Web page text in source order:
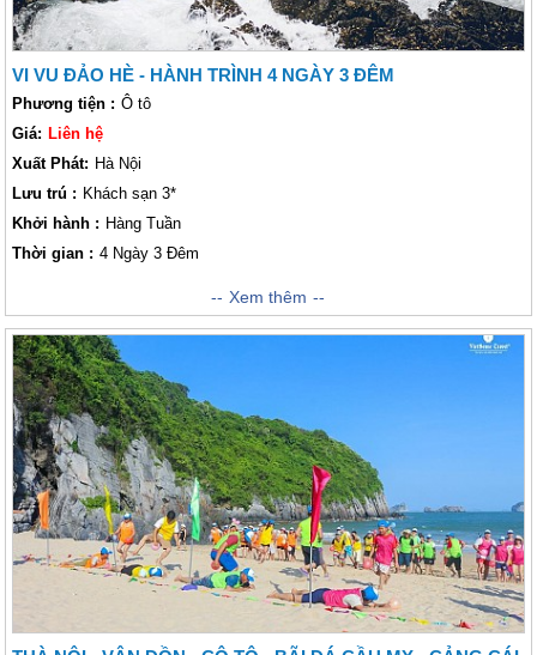
VI VU ĐẢO HÈ - HÀNH TRÌNH 4 NGÀY 3 ĐÊM
Phương tiện : Ô tô
Giá: Liên hệ
Xuất Phát: Hà Nội
Lưu trú : Khách sạn 3*
Khởi hành : Hàng Tuần
Thời gian : 4 Ngày 3 Đêm
Nơi đây đang vươn lên trở thành một điểm đến hấp dẫn hàng đầu của
tỉnh Quảng Ninh. Nơi này được ví như Maldives hay Hawai của Việt
Nam. Với vẻ đẹp hoang sơ, cảnh vật yên bình cùng với những bãi tắm
nước xanh cát trắng, những góc check-in siêu chất đã làm mê hoặc bao
kẻ lữ khách, nhất là các bạn trẻ. Nếu hè này bạn đang có kế hoạch du
ngoạn tới đây thì hãy "thủ" sẵn kinh nghiệm để có một chuyến đi hoàn
hảo.
Xem thêm